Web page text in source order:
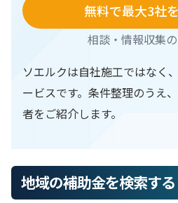
無料で最大3社
相談・情報収集
ソエルクは自社施工ではなく
ービスです。条件整理のうえ
者をご紹介します。
地域の補助金を検索する